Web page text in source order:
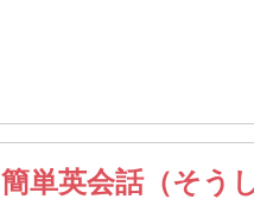
簡単英会話（そう